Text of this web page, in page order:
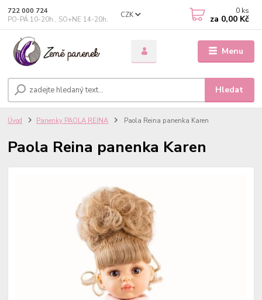
Menu
CZK
Hledat
722 000 724
PO-PÁ 10-20h., SO+NE 14-20h.
0 ks
za 0,00 Kč
Úvod Panenky PAOLA REINA Paola Reina panenka Karen
Paola Reina panenka Karen